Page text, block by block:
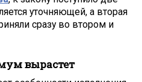
уточняющей, а вторая
сразу во втором и
вырастет